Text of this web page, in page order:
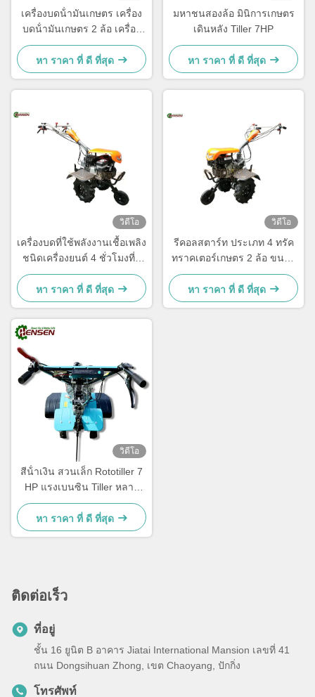
เครื่องบดน้ํามันเกษตร เครื่อง
บดน้ํามันเกษตร 2 ล้อ เครื่อง
บดเกษตร 7 HP
หา ราคา ที่ ดี ที่สุด
มหาชนสองล้อ มินิการเกษตร
เดินหลัง Tiller 7HP
หา ราคา ที่ ดี ที่สุด
วิดีโอ
เครื่องบดที่ใช้พลังงานเชื้อเพลิง
ชนิดเครื่องยนต์ 4 ชั่วโมงที่มี
พลังงานมาก มีความกว้าง
500-800 มม.
หา ราคา ที่ ดี ที่สุด
วิดีโอ
รีคอลสตาร์ท ประเภท 4 ทรัค
ทราคเตอร์เกษตร 2 ล้อ ขนาด
100 ปอนด์
หา ราคา ที่ ดี ที่สุด
วิดีโอ
สีน้ําเงิน สวนเล็ก Rototiller 7
HP แรงเบนซิน Tiller หลาย
ประสงค์
หา ราคา ที่ ดี ที่สุด
ติดต่อเร็ว
ที่อยู่
ชั้น 16 ยูนิต B อาคาร Jiatai International Mansion เลขที่ 41
ถนน Dongsihuan Zhong, เขต Chaoyang, ปักกิ่ง
โทรศัพท์